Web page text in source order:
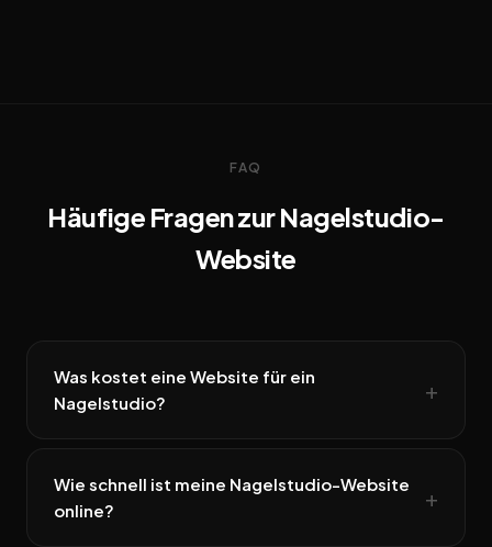
FAQ
Häufige Fragen zur Nagelstudio-
Website
Was kostet eine Website für ein
Nagelstudio?
Wie schnell ist meine Nagelstudio-Website
online?